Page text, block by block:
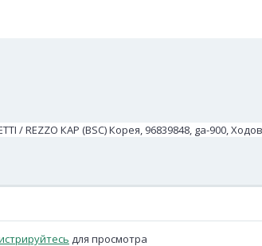
/ REZZO КАР (BSC) Корея, 96839848, ga-900,
для просмотра